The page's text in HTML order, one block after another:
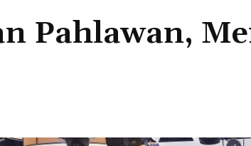
Pahlawan,